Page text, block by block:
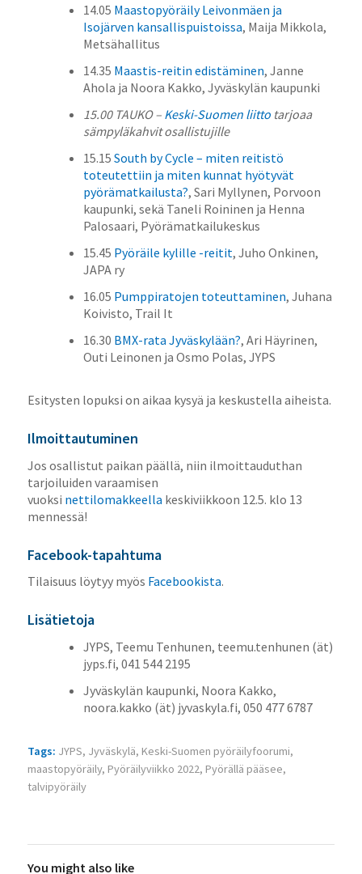
14.05 Maastopyöräily Leivonmäen ja
Isojärven kansallispuistoissa, Maija Mikkola,
Metsähallitus
14.35 Maastis-reitin edistäminen, Janne
Ahola ja Noora Kakko, Jyväskylän kaupunki
15.00 TAUKO – Keski-Suomen liittotarjoaa
sämpyläkahvit osallistujille
15.15 South by Cycle – miten reitistö
toteutettiin ja miten kunnat hyötyvät
pyörämatkailusta?, Sari Myllynen, Porvoon
kaupunki, sekä Taneli Roininen ja Henna
Palosaari, Pyörämatkailukeskus
15.45 Pyöräile kylille -reitit, Juho Onkinen,
JAPA ry
16.05 Pumppiratojen toteuttaminen, Juhana
Koivisto, Trail It
16.30 BMX-rata Jyväskylään?, Ari Häyrinen,
Outi Leinonen ja Osmo Polas, JYPS
Esitysten lopuksi on aikaa kysyä ja keskustella aiheista.
Ilmoittautuminen
Jos osallistut paikan päällä, niin ilmoittauduthan
tarjoiluiden varaamisen
vuoksi nettilomakkeella keskiviikkoon 12.5. klo 13
mennessä!
Facebook-tapahtuma
Tilaisuus löytyy myös Facebookista.
Lisätietoja
JYPS, Teemu Tenhunen, teemu.tenhunen (ät)
jyps.fi, 041 544 2195
Jyväskylän kaupunki, Noora Kakko,
noora.kakko (ät) jyvaskyla.fi, 050 477 6787
Tags: JYPS, Jyväskylä, Keski-Suomen pyöräilyfoorumi,
maastopyöräily, Pyöräilyviikko 2022, Pyörällä pääsee,
talvipyöräily
You might also like